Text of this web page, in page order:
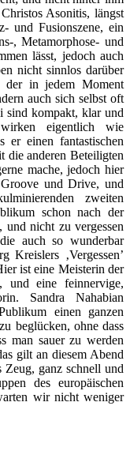
Asonitis, längst
und Fusionszene, ein
, Metamorphose- und
lässt, jedoch auch
nicht sinnlos darüber
der in jedem Moment
auch sich selbst oft
sind kompakt, klar und
eigentlich wie
er einen fantastischen
die anderen Beteiligten
mache, jedoch hier
und Drive, und
zweiten
schon nach der
und nicht zu vergessen
auch so wunderbar
‚Vergessen’
ist eine Meisterin der
und eine feinnervige,
Sandra Nahabian
einen ganzen
beglücken, ohne dass
man sauer zu werden
gilt an diesem Abend
ganz schnell und
des europäischen
wir nicht weniger